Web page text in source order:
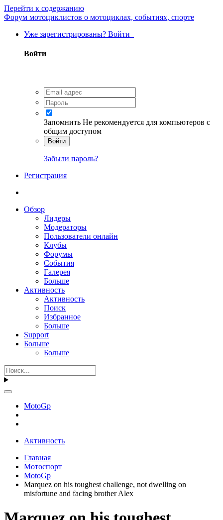
Перейти к содержанию
Форум мотоциклистов о мотоциклах, событиях, спорте
Уже зарегистрированы? Войти
Войти
Запомнить Не рекомендуется для компьютеров с
общим доступом
Войти
Забыли пароль?
Регистрация
Обзор
Лидеры
Модераторы
Пользователи онлайн
Клубы
Форумы
События
Галерея
Больше
Активность
Активность
Поиск
Избранное
Больше
Support
Больше
Больше
MotoGp
Активность
Главная
Мотоспорт
MotoGp
Marquez on his toughest challenge, not dwelling on
misfortune and facing brother Alex